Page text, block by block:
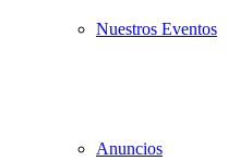
Nuestros Eventos
Anuncios